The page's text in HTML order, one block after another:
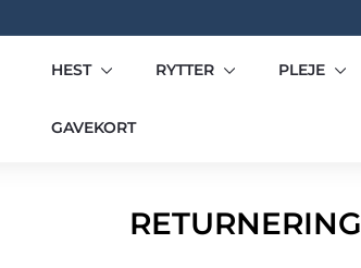
HEST RYTTER PLEJE
GAVEKORT
RETURNERING